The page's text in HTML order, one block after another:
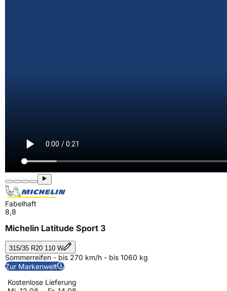
Fabelhaft
8,8
Michelin Latitude Sport 3
315/35 R20 110 W
Sommerreifen - bis 270 km/h - bis 1060 kg
Zur Markenwelt
Kostenlose Lieferung